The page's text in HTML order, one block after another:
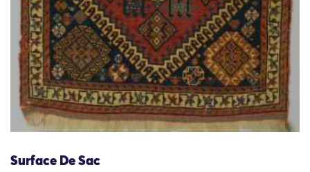
Surface De Sac